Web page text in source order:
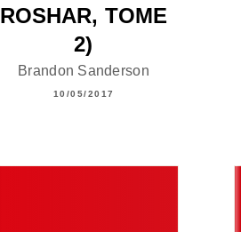
ROSHAR, TOME
2)
Brandon Sanderson
10/05/2017